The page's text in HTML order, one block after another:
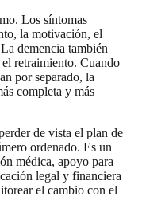
Los síntomas
la motivación, el
demencia también
retraimiento. Cuando
por separado, la
completa y más
de vista el plan de
ordenado. Es un
médica, apoyo para
legal y financiera
el cambio con el